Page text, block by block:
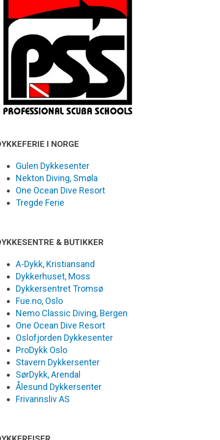
I NORGE
Gulen Dykkesenter
Nekton Diving, Smøla
One Ocean Dive Resort
Tregde Ferie
& BUTIKKER
A-Dykk, Kristiansand
Dykkerhuset, Moss
Dykkersentret Tromsø
Fue.no, Oslo
Nemo Classic Diving, Bergen
One Ocean Dive Resort
Oslofjorden Dykkesenter
ProDykk Oslo
Stavern Dykkersenter
SørDykk, Arendal
Ålesund Dykkersenter
Frivannsliv AS